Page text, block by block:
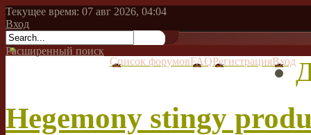
Текущее время: 07 авг 2026, 04:04
Вход
Расширенный поиск
Список форумовFAQРегистрацияВход
Hegemony stingy